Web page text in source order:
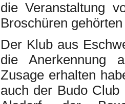
die Veranstaltung
Broschüren
Der Klub aus
die Anerkennung
Zusage erhalten
auch der Budo Club